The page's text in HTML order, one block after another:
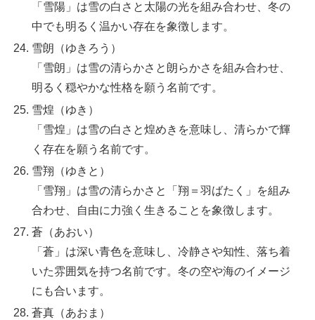
「雪陽」は雪の白さと太陽の光を組み合わせ、冬の
中でも明るく温かい存在を象徴します。
雪朗（ゆきろう）
「雪朗」は雪の清らかさと朗らかさを組み合わせ、
明るく穏やかな性格を願う名前です。
雪煌（ゆき）
「雪煌」は雪の白さと煌めきを意味し、清らかで輝
く存在を願う名前です。
雪翔（ゆきと）
「雪翔」は雪の清らかさと「翔＝羽ばたく」を組み
合わせ、自由に力強く生きることを象徴します。
蒼（あおい）
「蒼」は深い青色を意味し、冷静さや知性、落ち着
いた雰囲気を持つ名前です。冬の空や海のイメージ
にも合います。
蒼真（あおま）